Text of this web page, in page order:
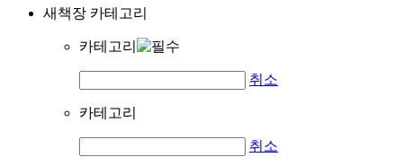
새책장 카테고리
카테고리
취소
카테고리
취소